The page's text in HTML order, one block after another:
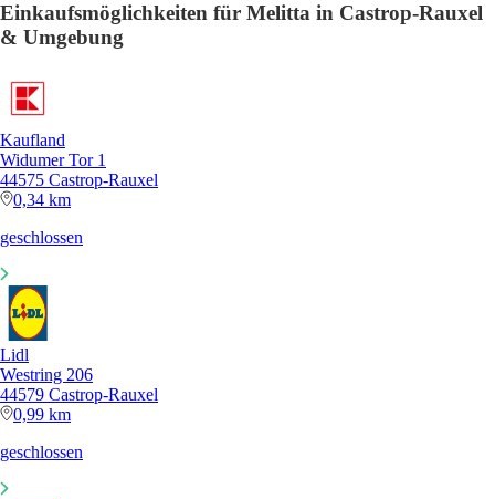
Einkaufsmöglichkeiten für Melitta in Castrop-Rauxel
& Umgebung
Kaufland
Widumer Tor 1
44575 Castrop-Rauxel
0,34 km
geschlossen
Lidl
Westring 206
44579 Castrop-Rauxel
0,99 km
geschlossen